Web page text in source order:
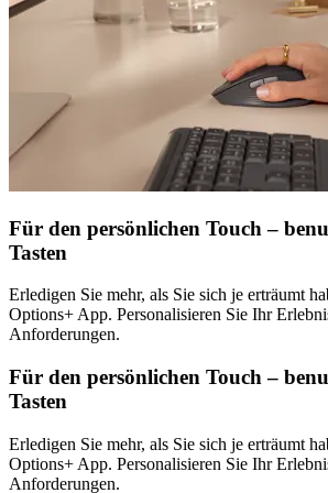
Für den persönlichen Touch –
Tasten
Erledigen Sie mehr, als Sie sich je erträumt
Options+ App. Personalisieren Sie Ihr
Anforderungen.
Für den persönlichen Touch –
Tasten
Erledigen Sie mehr, als Sie sich je erträumt
Options+ App. Personalisieren Sie Ihr
Anforderungen.